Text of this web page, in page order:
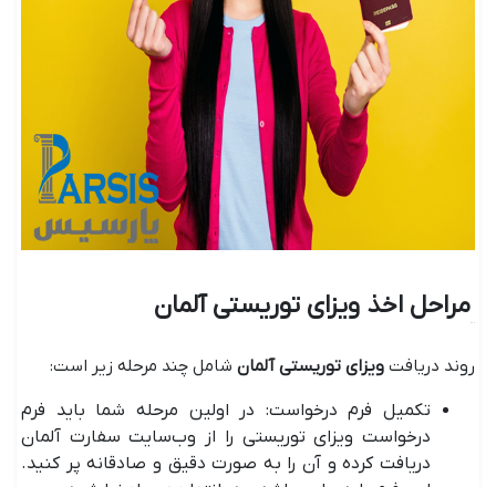
مراحل اخذ ویزای توریستی آلمان
روند دریافت ویزای توریستی آلمان شامل چند مرحله زیر است:
تکمیل فرم درخواست: در اولین مرحله شما باید فرم
درخواست ویزای توریستی را از وب‌سایت سفارت آلمان
دریافت کرده و آن را به صورت دقیق و صادقانه پر کنید.